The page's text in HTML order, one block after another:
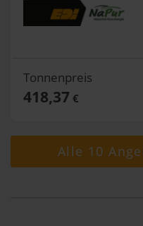
Tonnenpreis
418,37 €
Alle 10